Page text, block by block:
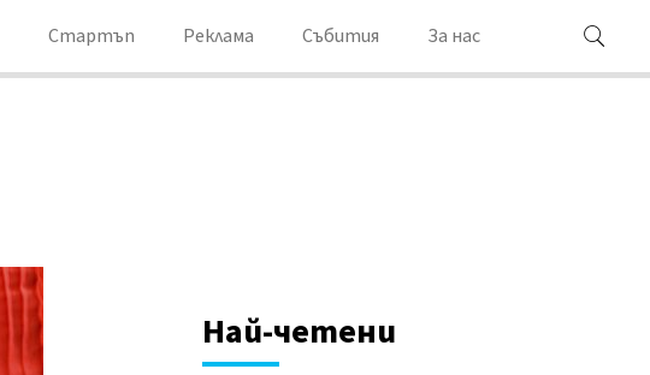
Стартъп Реклама Събития За нас
Най-четени